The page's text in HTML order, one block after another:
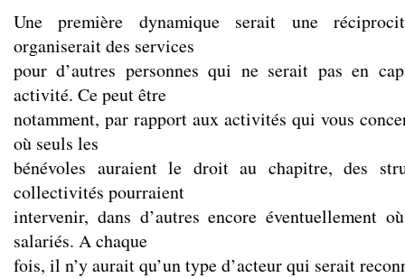
Une première dynamique serait une
organiserait des services
pour d’autres personnes qui ne serait pas en
activité. Ce peut être
notamment, par rapport aux activités qui vous
où seuls les
bénévoles auraient le droit au chapitre, des
collectivités pourraient
intervenir, dans d’autres encore éventuellement
salariés. A chaque
fois, il n’y aurait qu’un type d’acteur qui serait